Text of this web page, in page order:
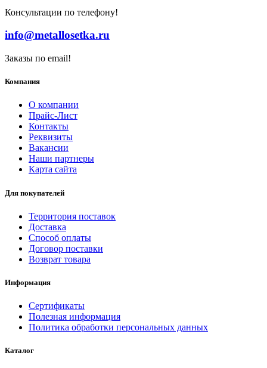
Консультации по телефону!
info@metallosetka.ru
Заказы по email!
Компания
О компании
Прайс-Лист
Контакты
Реквизиты
Вакансии
Наши партнеры
Карта сайта
Для покупателей
Территория поставок
Доставка
Способ оплаты
Договор поставки
Возврат товара
Информация
Сертификаты
Полезная информация
Политика обработки персональных данных
Каталог